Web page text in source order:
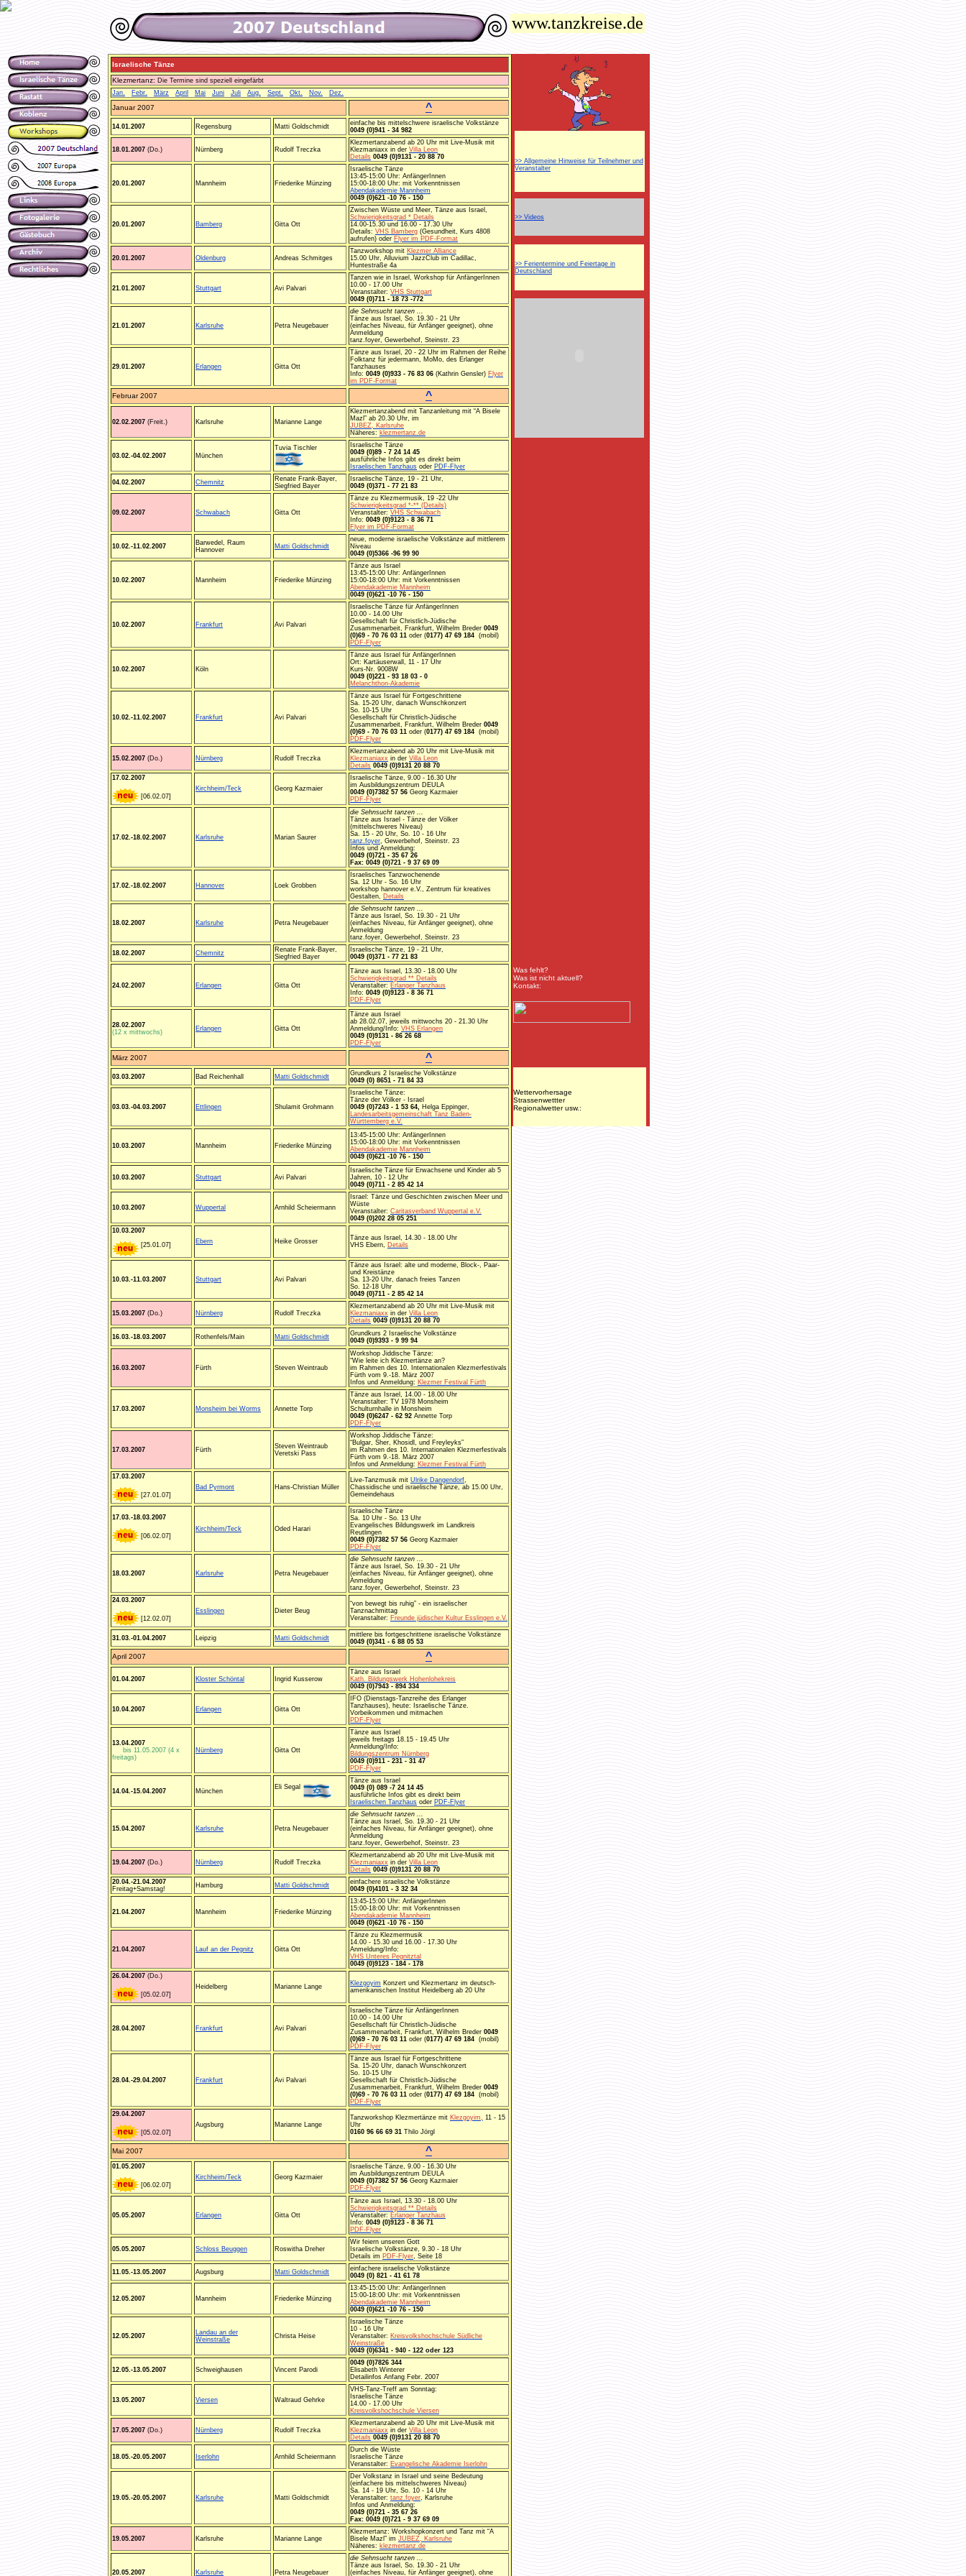
www.tanzkreise.de
Israelische Tänze
Klezmertanz: Die Termine sind speziell eingefärbt
Jan.
Febr. März April Mai Juni Juli Aug. Sept. Okt. Nov. Dez.
Januar 2007 ^
14.01.2007 Regensburg Matti Goldschmidt
einfache bis mittelschwere israelische Volkstänze
0049 (0)941 - 34 982
18.01.2007 (Do.) Nürnberg Rudolf Treczka
Klezmertanzabend ab 20 Uhr mit Live-Musik mit
Klezmaniaxx in der Villa Leon
Details 0049 (0)9131 - 20 88 70
20.01.2007 Mannheim Friederike Münzing
Israelische Tänze
13:45-15:00 Uhr: AnfängerInnen
15:00-18:00 Uhr: mit Vorkenntnissen
Abendakademie Mannheim
0049 (0)621 -10 76 - 150
20.01.2007 Bamberg Gitta Ott
Zwischen Wüste und Meer, Tänze aus Israel,
Schwierigkeitsgrad * Details
14.00-15.30 und 16.00 - 17.30 Uhr
Details: VHS Bamberg (Gesundheit, Kurs 4808
aufrufen) oder Flyer im PDF-Format
20.01.2007 Oldenburg Andreas Schmitges
Tanzworkshop mit Klezmer Alliance
15.00 Uhr, Alluvium JazzClub im Cadillac,
Huntestraße 4a
21.01.2007 Stuttgart Avi Palvari
Tanzen wie in Israel, Workshop für AnfängerInnen
10.00 - 17.00 Uhr
Veranstalter: VHS Stuttgart
0049 (0)711 - 18 73 -772
21.01.2007 Karlsruhe Petra Neugebauer
die Sehnsucht tanzen ...
Tänze aus Israel, So. 19.30 - 21 Uhr
(einfaches Niveau, für Anfänger geeignet), ohne
Anmeldung
tanz.foyer, Gewerbehof, Steinstr. 23
29.01.2007 Erlangen Gitta Ott
Tänze aus Israel, 20 - 22 Uhr im Rahmen der Reihe
Folktanz für jedermann, MoMo, des Erlanger
Tanzhauses
Info: 0049 (0)933 - 76 83 06 (Kathrin Gensler) Flyer
im PDF-Format
Februar 2007 ^
02.02.2007 (Freit.) Karlsruhe Marianne Lange
Klezmertanzabend mit Tanzanleitung mit “A Bisele
Mazl” ab 20.30 Uhr, im
JUBEZ, Karlsruhe
Näheres: klezmertanz.de
03.02.-04.02.2007 München
Tuvia Tischler
Israelische Tänze
0049 (0)89 - 7 24 14 45
ausführliche Infos gibt es direkt beim
Israelischen Tanzhaus oder PDF-Flyer
04.02.2007 Chemnitz
Renate Frank-Bayer,
Siegfried Bayer
Israelische Tänze, 19 - 21 Uhr,
0049 (0)371 - 77 21 83
09.02.2007 Schwabach Gitta Ott
Tänze zu Klezmermusik, 19 -22 Uhr
Schwierigkeitsgrad *-** (Details)
Veranstalter: VHS Schwabach
Info: 0049 (0)9123 - 8 36 71
Flyer im PDF-Format
10.02.-11.02.2007
Barwedel, Raum
Hannover
Matti Goldschmidt
neue, moderne israelische Volkstänze auf mittlerem
Niveau
0049 (0)5366 -96 99 90
10.02.2007 Mannheim Friederike Münzing
Tänze aus Israel
13:45-15:00 Uhr: AnfängerInnen
15:00-18:00 Uhr: mit Vorkenntnissen
Abendakademie Mannheim
0049 (0)621 -10 76 - 150
10.02.2007 Frankfurt Avi Palvari
Israelische Tänze für AnfängerInnen
10.00 - 14.00 Uhr
Gesellschaft für Christlich-Jüdische
Zusammenarbeit, Frankfurt, Wilhelm Breder 0049
(0)69 - 70 76 03 11 oder (0177) 47 69 184 (mobil)
PDF-Flyer
10.02.2007 Köln
Tänze aus Israel für AnfängerInnen
Ort: Kartäuserwall, 11 - 17 Uhr
Kurs-Nr. 9008W
0049 (0)221 - 93 18 03 - 0
Melanchthon-Akademie
10.02.-11.02.2007 Frankfurt Avi Palvari
Tänze aus Israel für Fortgeschrittene
Sa. 15-20 Uhr, danach Wunschkonzert
So. 10-15 Uhr
Gesellschaft für Christlich-Jüdische
Zusammenarbeit, Frankfurt, Wilhelm Breder 0049
(0)69 - 70 76 03 11 oder (0177) 47 69 184 (mobil)
PDF-Flyer
15.02.2007 (Do.) Nürnberg Rudolf Treczka
Klezmertanzabend ab 20 Uhr mit Live-Musik mit
Klezmaniaxx in der Villa Leon
Details 0049 (0)9131 20 88 70
17.02.2007
[06.02.07]
Kirchheim/Teck Georg Kazmaier
Israelische Tänze, 9.00 - 16.30 Uhr
im Ausbildungszentrum DEULA
0049 (0)7382 57 56 Georg Kazmaier
PDF-Flyer
17.02.-18.02.2007 Karlsruhe Marian Saurer
die Sehnsucht tanzen ...
Tänze aus Israel - Tänze der Völker
(mittelschweres Niveau)
Sa. 15 - 20 Uhr, So. 10 - 16 Uhr
tanz.foyer, Gewerbehof, Steinstr. 23
Infos und Anmeldung:
0049 (0)721 - 35 67 26
Fax: 0049 (0)721 - 9 37 69 09
17.02.-18.02.2007 Hannover Loek Grobben
Israelisches Tanzwochenende
Sa. 12 Uhr - So. 16 Uhr
workshop hannover e.V., Zentrum für kreatives
Gestalten, Details
18.02.2007 Karlsruhe Petra Neugebauer
die Sehnsucht tanzen ...
Tänze aus Israel, So. 19.30 - 21 Uhr
(einfaches Niveau, für Anfänger geeignet), ohne
Anmeldung
tanz.foyer, Gewerbehof, Steinstr. 23
18.02.2007 Chemnitz
Renate Frank-Bayer,
Siegfried Bayer
Israelische Tänze, 19 - 21 Uhr,
0049 (0)371 - 77 21 83
24.02.2007 Erlangen Gitta Ott
Tänze aus Israel, 13.30 - 18.00 Uhr
Schwierigkeitsgrad ** Details
Veranstalter: Erlanger Tanzhaus
Info: 0049 (0)9123 - 8 36 71
PDF-Flyer
28.02.2007
(12 x mittwochs)
Erlangen Gitta Ott
Tänze aus Israel
ab 28.02.07, jeweils mittwochs 20 - 21.30 Uhr
Anmeldung/Info: VHS Erlangen
0049 (0)9131 - 86 26 68
PDF-Flyer
März 2007 ^
03.03.2007 Bad Reichenhall Matti Goldschmidt
Grundkurs 2 Israelische Volkstänze
0049 (0) 8651 - 71 84 33
03.03.-04.03.2007 Ettlingen Shulamit Grohmann
Israelische Tänze:
Tänze der Völker - Israel
0049 (0)7243 - 1 53 64, Helga Eppinger,
Landesarbeitsgemeinschaft Tanz Baden-
Württemberg e.V.
10.03.2007 Mannheim Friederike Münzing
13:45-15:00 Uhr: AnfängerInnen
15:00-18:00 Uhr: mit Vorkenntnissen
Abendakademie Mannheim
0049 (0)621 -10 76 - 150
10.03.2007 Stuttgart Avi Palvari
Israelische Tänze für Erwachsene und Kinder ab 5
Jahren, 10 - 12 Uhr
0049 (0)711 - 2 85 42 14
10.03.2007 Wuppertal Arnhild Scheiermann
Israel: Tänze und Geschichten zwischen Meer und
Wüste
Veranstalter: Caritasverband Wuppertal e.V.
0049 (0)202 28 05 251
10.03.2007
[25.01.07]
Ebern Heike Grosser
Tänze aus Israel, 14.30 - 18.00 Uhr
VHS Ebern, Details
10.03.-11.03.2007 Stuttgart Avi Palvari
Tänze aus Israel: alte und moderne, Block-, Paar-
und Kreistänze
Sa. 13-20 Uhr, danach freies Tanzen
So. 12-18 Uhr
0049 (0)711 - 2 85 42 14
15.03.2007 (Do.) Nürnberg Rudolf Treczka
Klezmertanzabend ab 20 Uhr mit Live-Musik mit
Klezmaniaxx in der Villa Leon
Details 0049 (0)9131 20 88 70
16.03.-18.03.2007 Rothenfels/Main Matti Goldschmidt
Grundkurs 2 Israelische Volkstänze
0049 (0)9393 - 9 99 94
16.03.2007 Fürth Steven Weintraub
Workshop Jiddische Tänze:
“Wie leite ich Klezmertänze an?
im Rahmen des 10. Internationalen Klezmerfestivals
Fürth vom 9.-18. März 2007
Infos und Anmeldung: Klezmer Festival Fürth
17.03.2007 Monsheim bei Worms Annette Torp
Tänze aus Israel, 14.00 - 18.00 Uhr
Veranstalter: TV 1978 Monsheim
Schulturnhalle in Monsheim
0049 (0)6247 - 62 92 Annette Torp
PDF-Flyer
17.03.2007 Fürth
Steven Weintraub
Veretski Pass
Workshop Jiddische Tänze:
“Bulgar, Sher, Khosidl, und Freyleyks”
im Rahmen des 10. Internationalen Klezmerfestivals
Fürth vom 9.-18. März 2007
Infos und Anmeldung: Klezmer Festival Fürth
17.03.2007
[27.01.07]
Bad Pyrmont Hans-Christian Müller
Live-Tanzmusik mit Ulrike Dangendorf,
Chassidische und israelische Tänze, ab 15.00 Uhr,
Gemeindehaus
17.03.-18.03.2007
[06.02.07]
Kirchheim/Teck Oded Harari
Israelische Tänze
Sa. 10 Uhr - So. 13 Uhr
Evangelisches Bildungswerk im Landkreis
Reutlingen
0049 (0)7382 57 56 Georg Kazmaier
PDF-Flyer
18.03.2007 Karlsruhe Petra Neugebauer
die Sehnsucht tanzen ...
Tänze aus Israel, So. 19.30 - 21 Uhr
(einfaches Niveau, für Anfänger geeignet), ohne
Anmeldung
tanz.foyer, Gewerbehof, Steinstr. 23
24.03.2007
[12.02.07]
Esslingen Dieter Beug
“von bewegt bis ruhig” - ein israelischer
Tanznachmittag
Veranstalter: Freunde jüdischer Kultur Esslingen e.V.
31.03.-01.04.2007 Leipzig Matti Goldschmidt
mittlere bis fortgeschrittene israelische Volkstänze
0049 (0)341 - 6 88 05 53
April 2007 ^
01.04.2007 Kloster Schöntal Ingrid Kusserow
Tänze aus Israel
Kath. Bildungswerk Hohenlohekreis
0049 (0)7943 - 894 334
10.04.2007 Erlangen Gitta Ott
IFO (Dienstags-Tanzreihe des Erlanger
Tanzhauses), heute: Israelische Tänze.
Vorbeikommen und mitmachen
PDF-Flyer
13.04.2007
bis 11.05.2007 (4 x
freitags)
Nürnberg Gitta Ott
Tänze aus Israel
jeweils freitags 18.15 - 19.45 Uhr
Anmeldung/Info:
Bildungszentrum Nürnberg
0049 (0)911 - 231 - 31 47
PDF-Flyer
14.04.-15.04.2007 München
Eli Segal
Tänze aus Israel
0049 (0) 089 -7 24 14 45
ausführliche Infos gibt es direkt beim
Israelischen Tanzhaus oder PDF-Flyer
15.04.2007 Karlsruhe Petra Neugebauer
die Sehnsucht tanzen ...
Tänze aus Israel, So. 19.30 - 21 Uhr
(einfaches Niveau, für Anfänger geeignet), ohne
Anmeldung
tanz.foyer, Gewerbehof, Steinstr. 23
19.04.2007 (Do.) Nürnberg Rudolf Treczka
Klezmertanzabend ab 20 Uhr mit Live-Musik mit
Klezmaniaxx in der Villa Leon
Details 0049 (0)9131 20 88 70
20.04.-21.04.2007
Freitag+Samstag!
Hamburg Matti Goldschmidt
einfachere israelische Volkstänze
0049 (0)4101 - 3 32 34
21.04.2007 Mannheim Friederike Münzing
13:45-15:00 Uhr: AnfängerInnen
15:00-18:00 Uhr: mit Vorkenntnissen
Abendakademie Mannheim
0049 (0)621 -10 76 - 150
21.04.2007 Lauf an der Pegnitz Gitta Ott
Tänze zu Klezmermusik
14.00 - 15.30 und 16.00 - 17.30 Uhr
Anmeldung/Info:
VHS Unteres Pegnitztal
0049 (0)9123 - 184 - 178
26.04.2007 (Do.)
[05.02.07]
Heidelberg Marianne Lange Klezgoyim Konzert und Klezmertanz im deutsch-
amerikanischen Institut Heidelberg ab 20 Uhr
28.04.2007 Frankfurt Avi Palvari
Israelische Tänze für AnfängerInnen
10.00 - 14.00 Uhr
Gesellschaft für Christlich-Jüdische
Zusammenarbeit, Frankfurt, Wilhelm Breder 0049
(0)69 - 70 76 03 11 oder (0177) 47 69 184 (mobil)
PDF-Flyer
28.04.-29.04.2007 Frankfurt Avi Palvari
Tänze aus Israel für Fortgeschrittene
Sa. 15-20 Uhr, danach Wunschkonzert
So. 10-15 Uhr
Gesellschaft für Christlich-Jüdische
Zusammenarbeit, Frankfurt, Wilhelm Breder 0049
(0)69 - 70 76 03 11 oder (0177) 47 69 184 (mobil)
PDF-Flyer
29.04.2007
[05.02.07]
Augsburg Marianne Lange
Tanzworkshop Klezmertänze mit Klezgoyim, 11 - 15
Uhr
0160 96 66 69 31 Thilo Jörgl
Mai 2007 ^
01.05.2007
[06.02.07]
Kirchheim/Teck Georg Kazmaier
Israelische Tänze, 9.00 - 16.30 Uhr
im Ausbildungszentrum DEULA
0049 (0)7382 57 56 Georg Kazmaier
PDF-Flyer
05.05.2007 Erlangen Gitta Ott
Tänze aus Israel, 13.30 - 18.00 Uhr
Schwierigkeitsgrad ** Details
Veranstalter: Erlanger Tanzhaus
Info: 0049 (0)9123 - 8 36 71
PDF-Flyer
05.05.2007 Schloss Beuggen Roswitha Dreher
Wir feiern unseren Gott
Israelische Volkstänze, 9.30 - 18 Uhr
Details im PDF-Flyer, Seite 18
11.05.-13.05.2007 Augsburg Matti Goldschmidt
einfachere israelische Volkstänze
0049 (0) 821 - 41 61 78
12.05.2007 Mannheim Friederike Münzing
13:45-15:00 Uhr: AnfängerInnen
15:00-18:00 Uhr: mit Vorkenntnissen
Abendakademie Mannheim
0049 (0)621 -10 76 - 150
12.05.2007
Landau an der
Weinstraße
Christa Heise
Israelische Tänze
10 - 16 Uhr
Veranstalter: Kreisvolkshochschule Südliche
Weinstraße
0049 (0)6341 - 940 - 122 oder 123
12.05.-13.05.2007 Schweighausen Vincent Parodi
0049 (0)7826 344
Elisabeth Winterer
Detailinfos Anfang Febr. 2007
13.05.2007 Viersen Waltraud Gehrke
VHS-Tanz-Treff am Sonntag:
Israelische Tänze
14.00 - 17.00 Uhr
Kreisvolkshochschule Viersen
17.05.2007 (Do.) Nürnberg Rudolf Treczka
Klezmertanzabend ab 20 Uhr mit Live-Musik mit
Klezmaniaxx in der Villa Leon
Details 0049 (0)9131 20 88 70
18.05.-20.05.2007 Iserlohn Arnhild Scheiermann
Durch die Wüste
Israelische Tänze
Veranstalter: Evangelische Akademie Iserlohn
19.05.-20.05.2007 Karlsruhe Matti Goldschmidt
Der Volkstanz in Israel und seine Bedeutung
(einfachere bis mittelschweres Niveau)
Sa. 14 - 19 Uhr, So. 10 - 14 Uhr
Veranstalter: tanz.foyer, Karlsruhe
Infos und Anmeldung:
0049 (0)721 - 35 67 26
Fax: 0049 (0)721 - 9 37 69 09
19.05.2007 Karlsruhe Marianne Lange
Klezmertanz: Workshopkonzert und Tanz mit “A
Bisele Mazl” im JUBEZ, Karlsruhe
Näheres: klezmertanz.de
20.05.2007 Karlsruhe Petra Neugebauer
die Sehnsucht tanzen ...
Tänze aus Israel, So. 19.30 - 21 Uhr
(einfaches Niveau, für Anfänger geeignet), ohne
>> Allgemeine Hinweise für Teilnehmer und
Veranstalter
>> Videos
>> Ferientermine und Feiertage in
Deutschland
Was fehlt?
Was ist nicht aktuell?
Kontakt:
Wettervorhersage
Strassenwettter
Regionalwetter usw.: